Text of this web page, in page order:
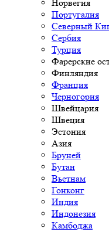
Норвегия
Португалия
Северный
Сербия
Турция
Фарерские
Финляндия
Франция
Черногория
Швейцария
Швеция
Эстония
Азия
Бруней
Бутан
Вьетнам
Гонконг
Индия
Индонезия
Камбоджа